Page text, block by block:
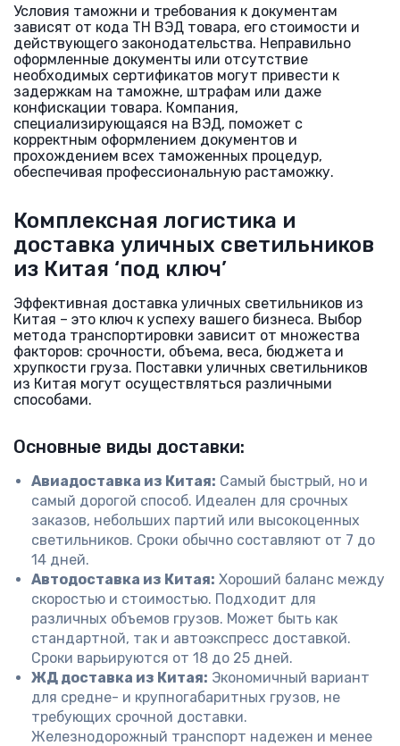
Условия таможни и требования к документам
зависят от кода ТН ВЭД товара, его стоимости и
действующего законодательства. Неправильно
оформленные документы или отсутствие
необходимых сертификатов могут привести к
задержкам на таможне, штрафам или даже
конфискации товара. Компания,
специализирующаяся на ВЭД, поможет с
корректным оформлением документов и
прохождением всех таможенных процедур,
обеспечивая профессиональную растаможку.
Комплексная логистика и
доставка уличных светильников
из Китая ‘под ключ’
Эффективная доставка уличных светильников из
Китая – это ключ к успеху вашего бизнеса. Выбор
метода транспортировки зависит от множества
факторов: срочности, объема, веса, бюджета и
хрупкости груза. Поставки уличных светильников
из Китая могут осуществляться различными
способами.
Основные виды доставки:
Авиадоставка из Китая: Самый быстрый, но и
самый дорогой способ. Идеален для срочных
заказов, небольших партий или высокоценных
светильников. Сроки обычно составляют от 7 до
14 дней.
Автодоставка из Китая: Хороший баланс между
скоростью и стоимостью. Подходит для
различных объемов грузов. Может быть как
стандартной, так и автоэкспресс доставкой.
Сроки варьируются от 18 до 25 дней.
ЖД доставка из Китая: Экономичный вариант
для средне- и крупногабаритных грузов, не
требующих срочной доставки.
Железнодорожный транспорт надежен и менее